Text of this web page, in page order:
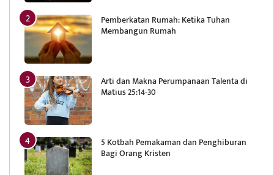
Pemberkatan Rumah: Ketika Tuhan
Membangun Rumah
Arti dan Makna Perumpanaan Talenta di
Matius 25:14-30
5 Kotbah Pemakaman dan Penghiburan
Bagi Orang Kristen